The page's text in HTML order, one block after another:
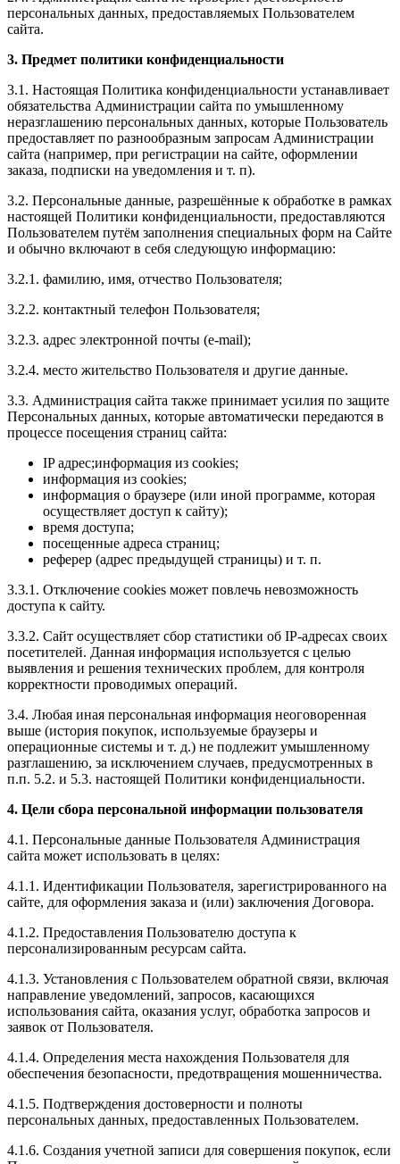
персональных данных, предоставляемых Пользователем
сайта.
3. Предмет политики конфиденциальности
3.1. Настоящая Политика конфиденциальности устанавливает
обязательства Администрации сайта по умышленному
неразглашению персональных данных, которые Пользователь
предоставляет по разнообразным запросам Администрации
сайта (например, при регистрации на сайте, оформлении
заказа, подписки на уведомления и т. п).
3.2. Персональные данные, разрешённые к обработке в рамках
настоящей Политики конфиденциальности, предоставляются
Пользователем путём заполнения специальных форм на Сайте
и обычно включают в себя следующую информацию:
3.2.1. фамилию, имя, отчество Пользователя;
3.2.2. контактный телефон Пользователя;
3.2.3. адрес электронной почты (e-mail);
3.2.4. место жительство Пользователя и другие данные.
3.3. Администрация сайта также принимает усилия по защите
Персональных данных, которые автоматически передаются в
процессе посещения страниц сайта:
IP адрес;информация из cookies;
информация из cookies;
информация о браузере (или иной программе, которая
осуществляет доступ к сайту);
время доступа;
посещенные адреса страниц;
реферер (адрес предыдущей страницы) и т. п.
3.3.1. Отключение cookies может повлечь невозможность
доступа к сайту.
3.3.2. Сайт осуществляет сбор статистики об IP-адресах своих
посетителей. Данная информация используется с целью
выявления и решения технических проблем, для контроля
корректности проводимых операций.
3.4. Любая иная персональная информация неоговоренная
выше (история покупок, используемые браузеры и
операционные системы и т. д.) не подлежит умышленному
разглашению, за исключением случаев, предусмотренных в
п.п. 5.2. и 5.3. настоящей Политики конфиденциальности.
4. Цели сбора персональной информации пользователя
4.1. Персональные данные Пользователя Администрация
сайта может использовать в целях:
4.1.1. Идентификации Пользователя, зарегистрированного на
сайте, для оформления заказа и (или) заключения Договора.
4.1.2. Предоставления Пользователю доступа к
персонализированным ресурсам сайта.
4.1.3. Установления с Пользователем обратной связи, включая
направление уведомлений, запросов, касающихся
использования сайта, оказания услуг, обработка запросов и
заявок от Пользователя.
4.1.4. Определения места нахождения Пользователя для
обеспечения безопасности, предотвращения мошенничества.
4.1.5. Подтверждения достоверности и полноты
персональных данных, предоставленных Пользователем.
4.1.6. Создания учетной записи для совершения покупок, если